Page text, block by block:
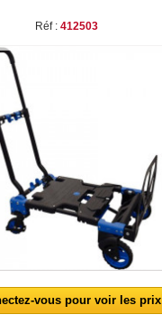
Réf : 412503
vous pour voir les prix